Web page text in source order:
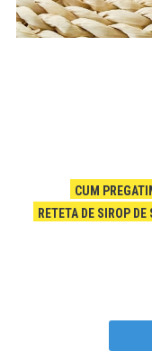
CUM
RETETA DE SIROP DE